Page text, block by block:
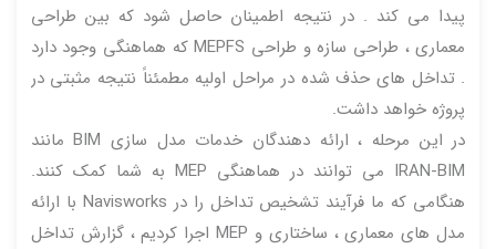
پیدا می کند . در نتیجه اطمینان حاصل شود که بین طراحی
معماری ، طراحی سازه و طراحی MEPFS که هماهنگی وجود دارد
. تداخل های حذف شده در مراحل اولیه مطمئناً نتیجه مثبتی در
پروژه خواهد داشت.
در این مرحله ، ارائه دهندگان خدمات مدل سازی BIM مانند
IRAN-BIM می توانند در هماهنگی MEP به شما کمک کنند.
هنگامی که ما فرآیند تشخیص تداخل را در Navisworks با ارائه
مدل های معماری ، ساختاری و MEP اجرا کردیم ، گزارش تداخل